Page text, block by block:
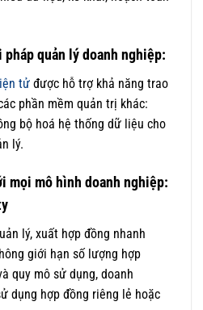
quản lý doanh nghiệp:
tử được hỗ trợ khả năng trao
phần mềm quản trị khác:
bộ hoá hệ thống dữ liệu cho
lý.
mọi mô hình doanh nghiệp:
lý, xuất hợp đồng nhanh
giới hạn số lượng hợp
quy mô sử dụng, doanh
dụng hợp đồng riêng lẻ hoặc